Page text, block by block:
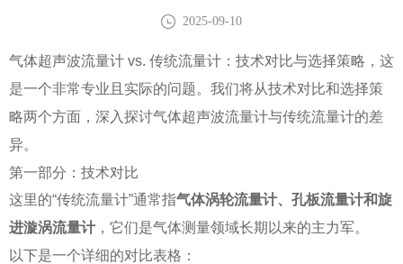
2025-09-10
气体超声波流量计 vs. 传统流量计：技术对比与选择策略，这
是一个非常专业且实际的问题。我们将从技术对比和选择策
略两个方面，深入探讨气体超声波流量计与传统流量计的差
异。
第一部分：技术对比
这里的“传统流量计”通常指气体涡轮流量计、孔板流量计和旋
进漩涡流量计 ，它们是气体测量领域长期以来的主力军。
以下是一个详细的对比表格：